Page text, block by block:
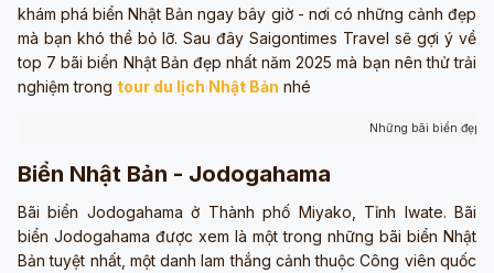
khám phá biển Nhật Bản ngay bây giờ - nơi có những cảnh đẹp
mà bạn khó thể bỏ lỡ. Sau đây Saigontimes Travel sẽ gợi ý về
top 7 bãi biển Nhật Bản đẹp nhất năm 2025 mà bạn nên thử trải
nghiệm trong tour du lịch Nhật Bản nhé
Những bãi biển đẹp
Biển Nhật Bản - Jodogahama
Bãi biển Jodogahama ở Thành phố Miyako, Tỉnh Iwate. Bãi
biển Jodogahama được xem là một trong những bãi biển Nhật
Bản tuyệt nhất, một danh lam thắng cảnh thuộc Công viên quốc